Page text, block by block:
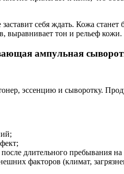
себя ждать. Кожа
выравнивает тон и рельеф кожи.
ампульная
эссенцию и сыворотку.
длительного пребывания на
факторов (климат,